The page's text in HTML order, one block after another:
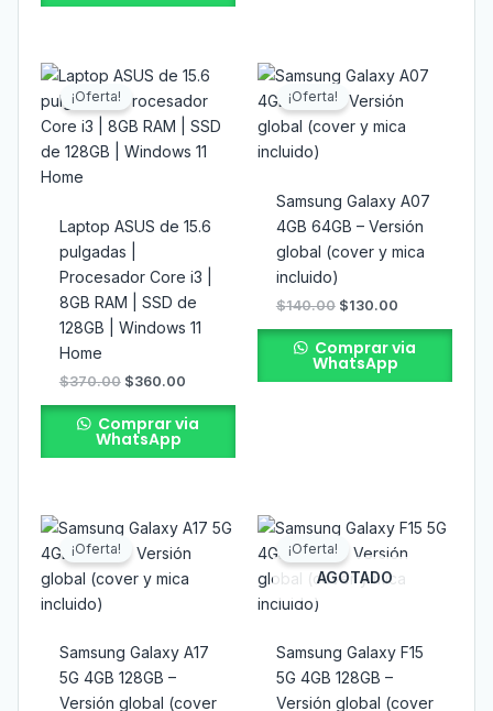
¡Oferta!
Laptop ASUS de 15.6
pulgadas |
Procesador Core i3 |
8GB RAM | SSD de
128GB | Windows 11
Home
$370.00
El
original
era:
$370.00.
$360.00
El
actual
es:
Comprar via
WhatsApp
¡Oferta!
Samsung Galaxy A07
4GB 64GB – Versión
global (cover y mica
incluido)
$140.00
El
precio
original
era:
$140.00.
$130.00
El
actual
es:
Comprar via
WhatsApp
¡Oferta!
Samsung Galaxy A17
5G 4GB 128GB –
Versión global (cover
El
precio
original
era:
$190.00.
El
precio
actual
es:
AGOTADO
¡Oferta!
Samsung Galaxy F15
5G 4GB 128GB –
Versión global (cover
El
precio
original
era:
$175.00.
El
precio
actual
es: